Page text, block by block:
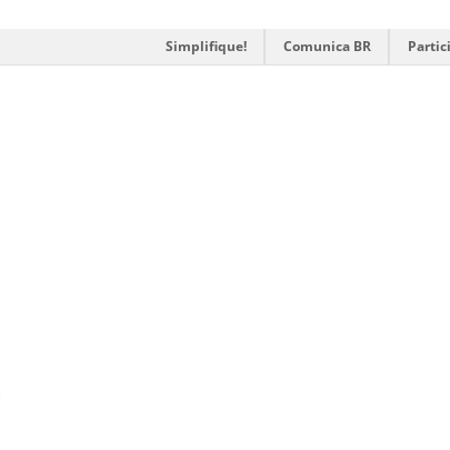
Simplifique! Comunica BR